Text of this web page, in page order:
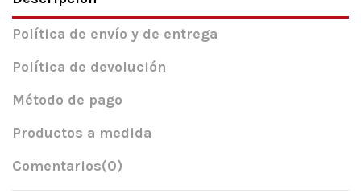
Política de envío y de entrega
Política de devolución
Método de pago
Productos a medida
Comentarios(0)